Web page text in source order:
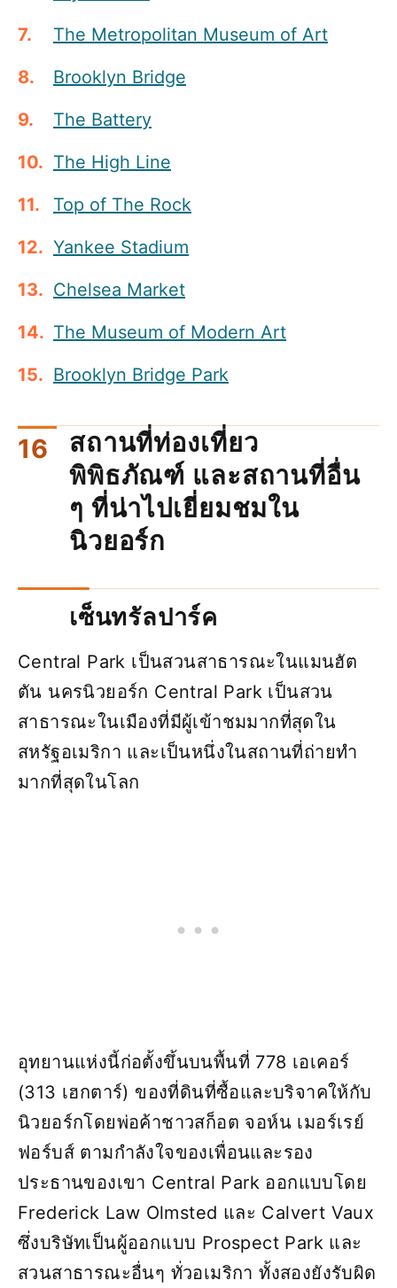
The Metropolitan Museum of Art
Brooklyn Bridge
The Battery
The High Line
Top of The Rock
Yankee Stadium
Chelsea Market
The Museum of Modern Art
Brooklyn Bridge Park
สถานที่ท่องเที่ยว
พิพิธภัณฑ์ และสถานที่อื่น
ๆ ที่น่าไปเยี่ยมชมใน
นิวยอร์ก
เซ็นทรัลปาร์ค
Central Park เป็นสวนสาธารณะในแมนฮัต
ตัน นครนิวยอร์ก Central Park เป็นสวน
สาธารณะในเมืองที่มีผู้เข้าชมมากที่สุดใน
สหรัฐอเมริกา และเป็นหนึ่งในสถานที่ถ่ายทำ
มากที่สุดในโลก
อุทยานแห่งนี้ก่อตั้งขึ้นบนพื้นที่ 778 เอเคอร์
(313 เฮกตาร์) ของที่ดินที่ซื้อและบริจาคให้กับ
นิวยอร์กโดยพ่อค้าชาวสก็อต จอห์น เมอร์เรย์
ฟอร์บส์ ตามกำลังใจของเพื่อนและรอง
ประธานของเขา Central Park ออกแบบโดย
Frederick Law Olmsted และ Calvert Vaux
ซึ่งบริษัทเป็นผู้ออกแบบ Prospect Park และ
สวนสาธารณะอื่นๆ ทั่วอเมริกา ทั้งสองยังรับผิด